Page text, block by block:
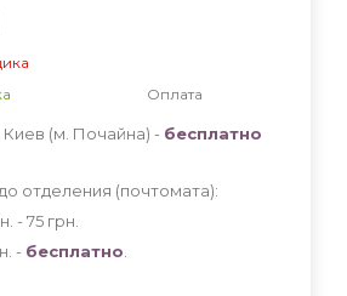
Оплата
(м. Почайна) - бесплатно
отделения (почтомата):
- 75 грн
- бесплатно